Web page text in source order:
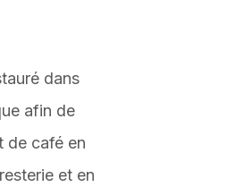
dans
afin de
de café en
et en